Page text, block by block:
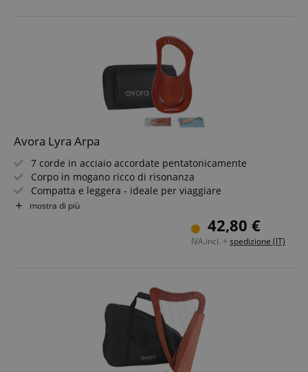
Avora Lyra Arpa
7 corde in acciaio accordate pentatonicamente
Corpo in mogano ricco di risonanza
Compatta e leggera - ideale per viaggiare
Incl. borsa con tasca esterna e tracolla
Espressione di stile e profondità spirituale
mostra di più
42,80 €
IVA.incl. + spedizione (IT)